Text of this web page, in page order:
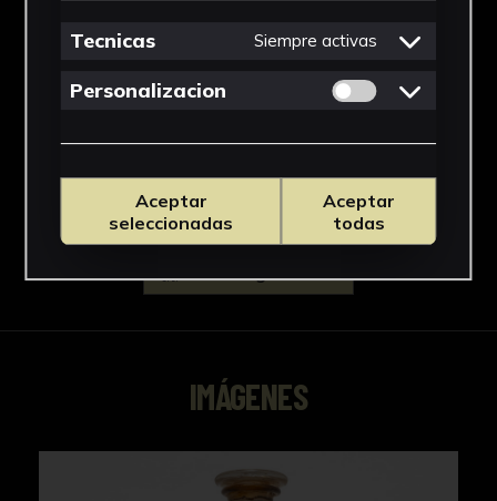
Facultad de Farmacia
Ver más
Descargar Ficha
IMÁGENES
Tecnicas Siempre activas
Personalizacion Permitir cookies
Aceptar
seleccionadas
Aceptar
todas